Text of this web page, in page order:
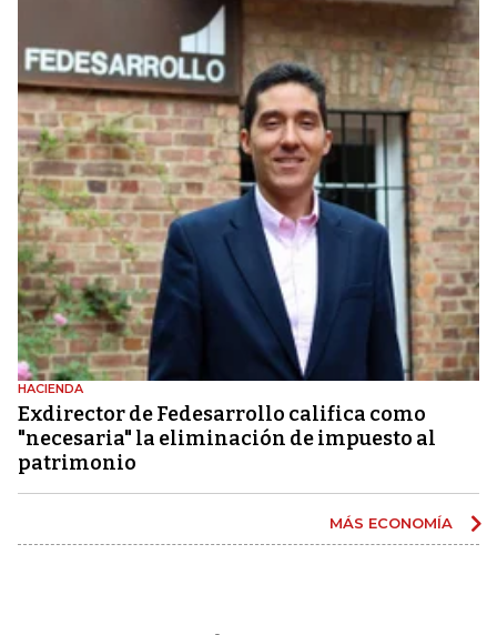
HACIENDA
Exdirector de Fedesarrollo califica como
"necesaria" la eliminación de impuesto al
patrimonio
MÁS ECONOMÍA